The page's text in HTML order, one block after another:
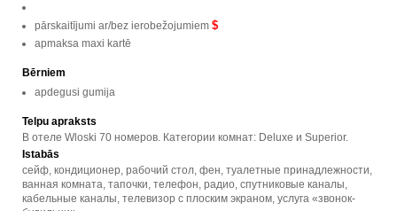
pārskaitījumi ar/bez ierobežojumiem $
apmaksa maxi kartē
Bērniem
apdegusi gumija
Telpu apraksts
В отеле Wloski 70 номеров. Категории комнат: Deluxe и Superior.
Istabās
сейф, кондиционер, рабочий стол, фен, туалетные принадлежности,
ванная комната, тапочки, телефон, радио, спутниковые каналы,
кабельные каналы, телевизор с плоским экраном, услуга «звонок-